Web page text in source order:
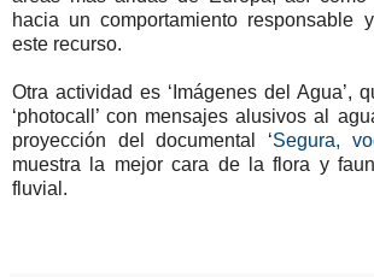
hacia un comportamiento responsable
este recurso.
Otra actividad es ‘Imágenes del Agua’,
‘photocall’ con mensajes alusivos al
proyección del documental ‘Segura,
muestra la mejor cara de la flora y
fluvial.